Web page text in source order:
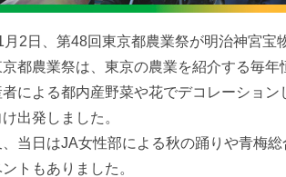
月2日、第48回東京都農業祭が明治神宮宝
京都農業祭は、東京の農業を紹介する毎
による都内産野菜や花でデコレーショ
出発しました。
、当日はJA女性部による秋の踊りや青梅
トもありました。